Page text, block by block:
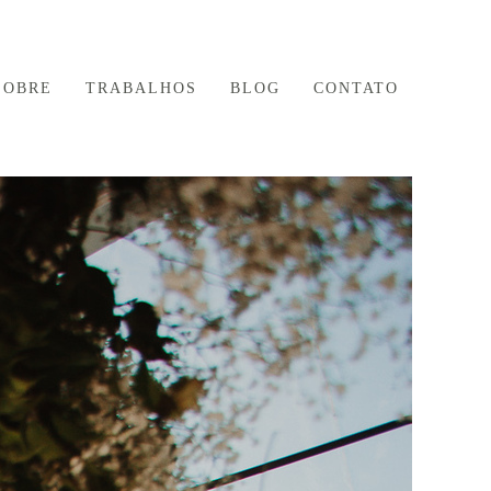
TRABALHOS BLOG CONTATO